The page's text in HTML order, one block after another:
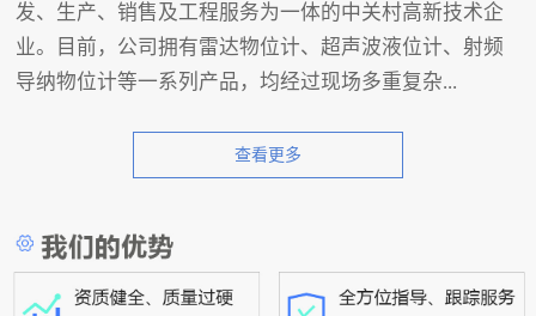
发、生产、销售及工程服务为一体的中关村高新技术企
业。目前，公司拥有雷达物位计、超声波液位计、射频
导纳物位计等一系列产品，均经过现场多重复杂...
查看更多